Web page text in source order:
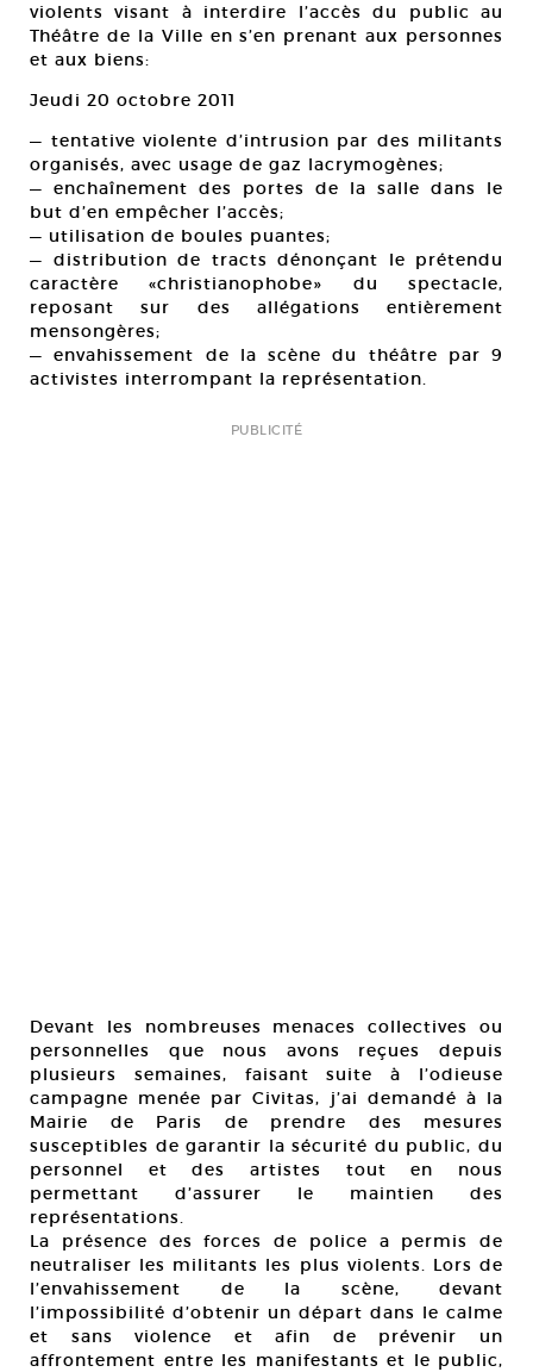
violents visant à interdire l’accès du public au
Théâtre de la Ville en s’en prenant aux personnes
et aux biens:
Jeudi 20 octobre 2011
— tentative violente d’intrusion par des militants
organisés, avec usage de gaz lacrymogènes;
— enchaînement des portes de la salle dans le
but d’en empêcher l’accès;
— utilisation de boules puantes;
— distribution de tracts dénonçant le prétendu
caractère «christianophobe» du spectacle,
reposant sur des allégations entièrement
mensongères;
— envahissement de la scène du théâtre par 9
activistes interrompant la représentation.
PUBLICITÉ
Devant les nombreuses menaces collectives ou
personnelles que nous avons reçues depuis
plusieurs semaines, faisant suite à l’odieuse
campagne menée par Civitas, j’ai demandé à la
Mairie de Paris de prendre des mesures
susceptibles de garantir la sécurité du public, du
personnel et des artistes tout en nous
permettant d’assurer le maintien des
représentations.
La présence des forces de police a permis de
neutraliser les militants les plus violents. Lors de
l’envahissement de la scène, devant
l’impossibilité d’obtenir un départ dans le calme
et sans violence et afin de prévenir un
affrontement entre les manifestants et le public,